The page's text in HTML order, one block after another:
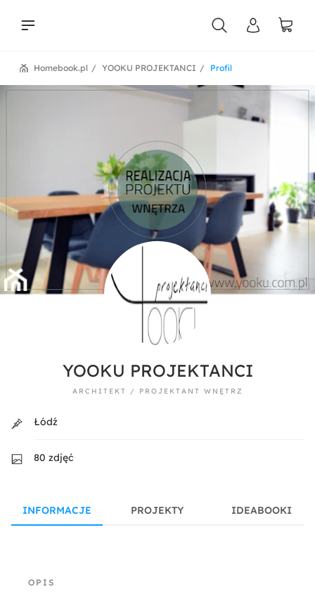
Profil
YOOKU PROJEKTANCI
Homebook.pl
YOOKU PROJEKTANCI
ARCHITEKT / PROJEKTANT WNĘTRZ
Łódź
80 zdjęć
INFORMACJE PROJEKTY IDEABOOKI